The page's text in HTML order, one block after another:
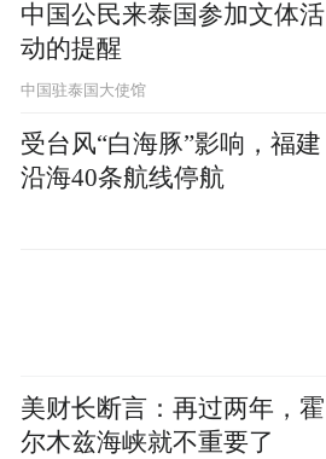
中国公民来泰国参加文体活
动的提醒
中国驻泰国大使馆
受台风“白海豚”影响，福建
沿海40条航线停航
美财长断言：再过两年，霍
尔木兹海峡就不重要了